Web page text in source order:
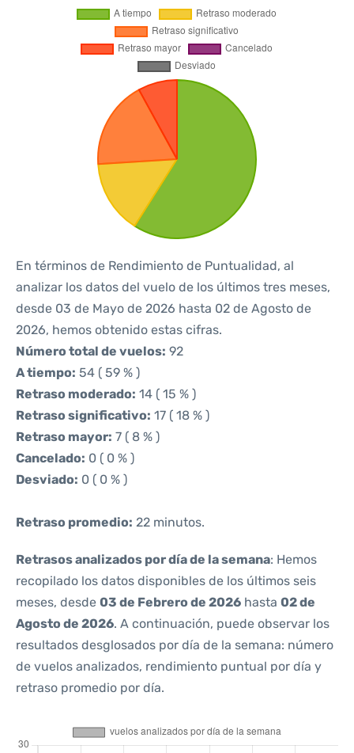
En términos de Rendimiento de Puntualidad, al
analizar los datos del vuelo de los últimos tres meses,
desde 03 de Mayo de 2026 hasta 02 de Agosto de
2026, hemos obtenido estas cifras.
Número total de vuelos: 92
A tiempo: 54 ( 59 % )
Retraso moderado: 14 ( 15 % )
Retraso significativo: 17 ( 18 % )
Retraso mayor: 7 ( 8 % )
Cancelado: 0 ( 0 % )
Desviado: 0 ( 0 % )
Retraso promedio: 22 minutos.
Retrasos analizados por día de la semana: Hemos
recopilado los datos disponibles de los últimos seis
meses, desde 03 de Febrero de 2026 hasta 02 de
Agosto de 2026. A continuación, puede observar los
resultados desglosados por día de la semana: número
de vuelos analizados, rendimiento puntual por día y
retraso promedio por día.